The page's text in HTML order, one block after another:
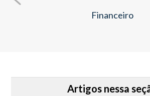
Financeiro
Artigos nessa